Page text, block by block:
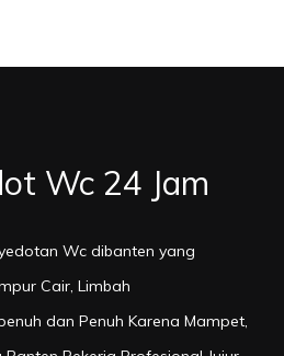
Wc 24 Jam
Wc dibanten yang
Cair, Limbah
dan Penuh Karena Mampet,